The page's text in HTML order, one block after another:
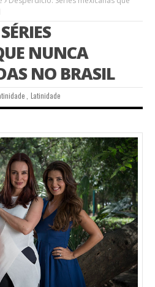
NUNCA
NO BRASIL
,Latinidade